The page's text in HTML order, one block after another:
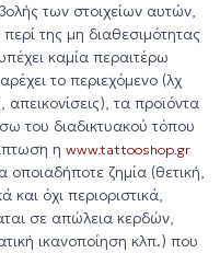
των στοιχείων αυτών,
της μη διαθεσιμότητας
καμία περαιτέρω
το περιεχόμενο (λχ
τα προϊόντα
του διαδικτυακού τόπου
η www.tattooshop.gr
οποιαδήποτε ζημία (θετική,
και όχι περιοριστικά,
σε απώλεια κερδών,
ικανοποίηση κλπ.) που